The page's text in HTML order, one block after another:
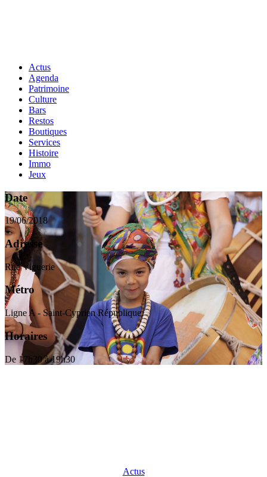
Actus
Agenda
Patrimoine
Culture
Bars
Restos
Boutiques
Services
Histoire
Immo
Jeux
Date
19/06/2018
Adresse
Rue Viguerie
Métro
Ligne A - Saint-Cyprien République
Horaires
De 17h30 à 19h30
Actus